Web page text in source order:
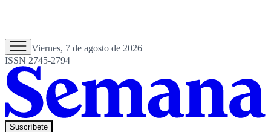
Viernes, 7 de agosto de 2026
ISSN 2745-2794
Suscríbete